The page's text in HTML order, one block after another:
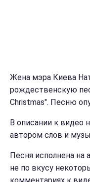
Жена мэра Киева
рождественскую
Christmas". Песню
В описании к видео
автором слов и
Песня исполнена на
не по вкусу